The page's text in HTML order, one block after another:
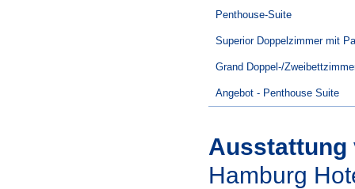
Penthouse-Suite
Superior Doppelzimmer mit
Grand Doppel-/
Angebot - Penthouse Suite
Ausstattung
Hamburg